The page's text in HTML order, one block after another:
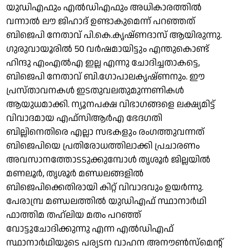
യുഡിഎഫും എല്‍ഡിഎഫും അധികാരത്തില്‍
വന്നാല്‍ ലൗ ജിഹാദ് ഉണ്ടാകുമെന്ന് പറഞ്ഞത്
ബിജെപി നേതാവ് പി.കെ.കൃഷ്ണദാസ് ആയിരുന്നു.
ഗുരുവായൂരില്‍ 50 വര്‍ഷമായിട്ടും എന്തുകൊണ്ട്
ഹിന്ദു എംഎല്‍എ ഇല്ല എന്നു ചോദിച്ചതാകട്ടെ,
ബിജെപി നേതാവ് ബി.ഗോപാലകൃഷ്ണനും. ഈ
പ്രസ്താവനകള്‍ ഇടതുവലതുമുന്നണികള്‍
ആയുധമാക്കി. ന്യൂനപക്ഷ വിഭാഗങ്ങളെ ലക്ഷ്യമിട്ട്
വിവാദമായ എഫ്‌സിആര്‍എ ഭേദഗതി
ബില്ലിനെതിരെ എല്ലാ സഭകളും രംഗത്തുവന്നത്
ബിജെപിയെ പ്രതിരോധത്തിലാക്കി പ്രചാരണം
അവസാനത്തോടടുക്കുമ്പോള്‍ തൃശൂര്‍ ജില്ലയില്‍
മണലൂര്‍, തൃശൂര്‍ മണ്ഡലങ്ങളില്‍
ബിജെപിക്കെതിരായി കിറ്റ് വിവാദവും ഉയര്‍ന്നു.
പേരാമ്പ്ര മണ്ഡലത്തില്‍ യുഡിഎഫ് സ്ഥാനാര്‍ഥി
ഫാത്തിമ തഹ്‌ലിയ മതം പറഞ്ഞ്
വോട്ടുചോദിക്കുന്നു എന്ന എല്‍ഡിഎഫ്
സ്ഥാനാര്‍ഥിയുടെ പര്യടന വാഹന അനൗണ്‍സ്‌മെന്റ്